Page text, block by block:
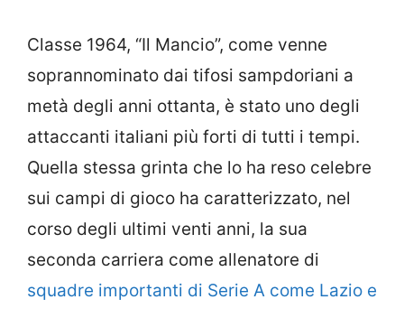
Classe 1964, “Il Mancio”, come venne
soprannominato dai tifosi sampdoriani a
metà degli anni ottanta, è stato uno degli
attaccanti italiani più forti di tutti i tempi.
Quella stessa grinta che lo ha reso celebre
sui campi di gioco ha caratterizzato, nel
corso degli ultimi venti anni, la sua
seconda carriera come allenatore di
squadre importanti di Serie A come Lazio e